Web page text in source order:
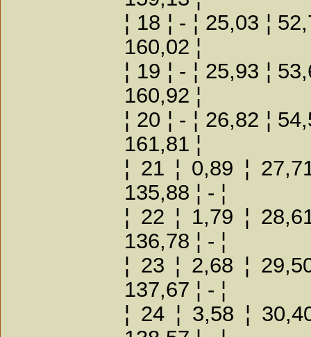
¦ 18 ¦ - ¦ 25,03 ¦
160,02 ¦
¦ 19 ¦ - ¦ 25,93 ¦
160,92 ¦
¦ 20 ¦ - ¦ 26,82 ¦
161,81 ¦
¦ 21 ¦ 0,89 ¦
135,88 ¦ - ¦
¦ 22 ¦ 1,79 ¦
136,78 ¦ - ¦
¦ 23 ¦ 2,68 ¦
137,67 ¦ - ¦
¦ 24 ¦ 3,58 ¦